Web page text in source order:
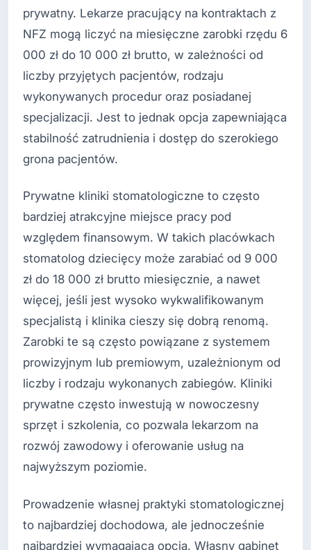
prywatny. Lekarze pracujący na kontraktach z
NFZ mogą liczyć na miesięczne zarobki rzędu 6
000 zł do 10 000 zł brutto, w zależności od
liczby przyjętych pacjentów, rodzaju
wykonywanych procedur oraz posiadanej
specjalizacji. Jest to jednak opcja zapewniająca
stabilność zatrudnienia i dostęp do szerokiego
grona pacjentów.
Prywatne kliniki stomatologiczne to często
bardziej atrakcyjne miejsce pracy pod
względem finansowym. W takich placówkach
stomatolog dziecięcy może zarabiać od 9 000
zł do 18 000 zł brutto miesięcznie, a nawet
więcej, jeśli jest wysoko wykwalifikowanym
specjalistą i klinika cieszy się dobrą renomą.
Zarobki te są często powiązane z systemem
prowizyjnym lub premiowym, uzależnionym od
liczby i rodzaju wykonanych zabiegów. Kliniki
prywatne często inwestują w nowoczesny
sprzęt i szkolenia, co pozwala lekarzom na
rozwój zawodowy i oferowanie usług na
najwyższym poziomie.
Prowadzenie własnej praktyki stomatologicznej
to najbardziej dochodowa, ale jednocześnie
najbardziej wymagająca opcja. Własny gabinet